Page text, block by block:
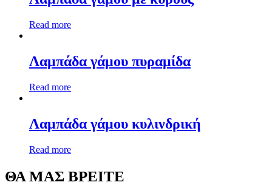
Read more
Λαμπάδα γάμου πυραμίδα
Read more
Λαμπάδα γάμου κυλινδρική
Read more
ΘΑ ΜΑΣ ΒΡΕΙΤΕ